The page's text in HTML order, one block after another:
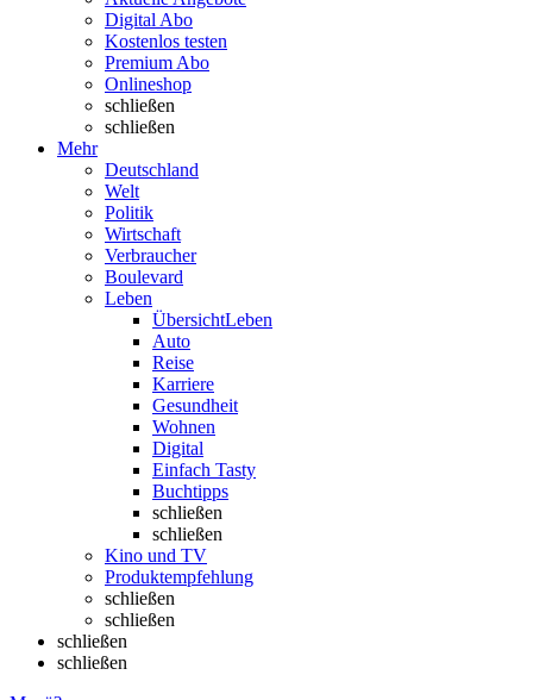
Digital Abo
Kostenlos testen
Premium Abo
Onlineshop
schließen
schließen
Mehr
Deutschland
Welt
Politik
Wirtschaft
Verbraucher
Boulevard
Leben
ÜbersichtLeben
Auto
Reise
Karriere
Gesundheit
Wohnen
Digital
Einfach Tasty
Buchtipps
schließen
schließen
Kino und TV
Produktempfehlung
schließen
schließen
schließen
schließen